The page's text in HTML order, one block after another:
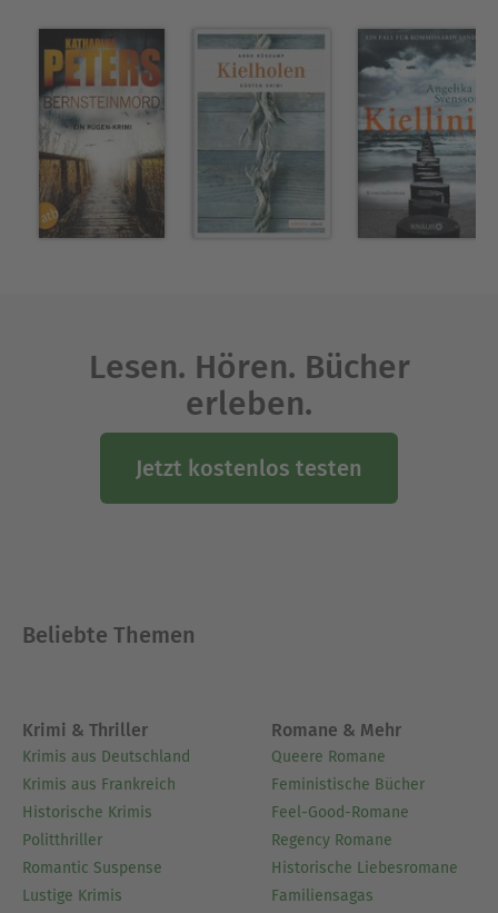
Lesen. Hören. Bücher
erleben.
Jetzt kostenlos testen
Beliebte Themen
Krimi & Thriller
Krimis aus Deutschland
Krimis aus Frankreich
Historische Krimis
Politthriller
Romantic Suspense
Lustige Krimis
Romane & Mehr
Queere Romane
Feministische Bücher
Feel-Good-Romane
Regency Romane
Historische Liebesromane
Familiensagas